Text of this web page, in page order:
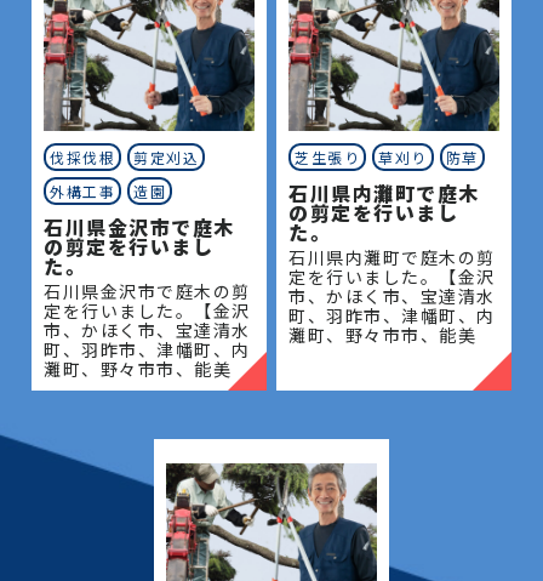
伐採伐根
剪定刈込
外構工事
造園
石川県金沢市で庭木
の剪定を行いまし
た。
石川県金沢市で庭木の剪
定を行いました。【金沢
市、かほく市、宝達清水
町、羽昨市、津幡町、内
灘町、野々市市、能美
市、川北町、小松市、白
島市、能登町、珠州市】
地域密
芝生張り 草刈り 防草
石川県内灘町で庭木
の剪定を行いまし
た。
石川県内灘町で庭木の剪
定を行いました。【金沢
市、かほく市、宝達清水
町、羽昨市、津幡町、内
灘町、野々市市、能美
市、志賀町、穴水町、輪